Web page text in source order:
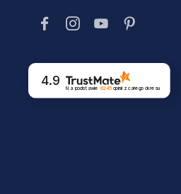
4.9
Na podstawie 6245opinii z całego okresu